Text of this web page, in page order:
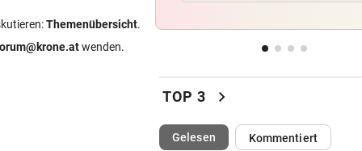
Themenübersicht.
wenden.
„Krone“-Fest 2026!
Kanal zu trinken
BOLZENSCHNEIDER DABEI
TOP 3 chevron_right
Gelesen(ausgewählt)Kommentiert